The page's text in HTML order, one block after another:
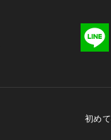
初め